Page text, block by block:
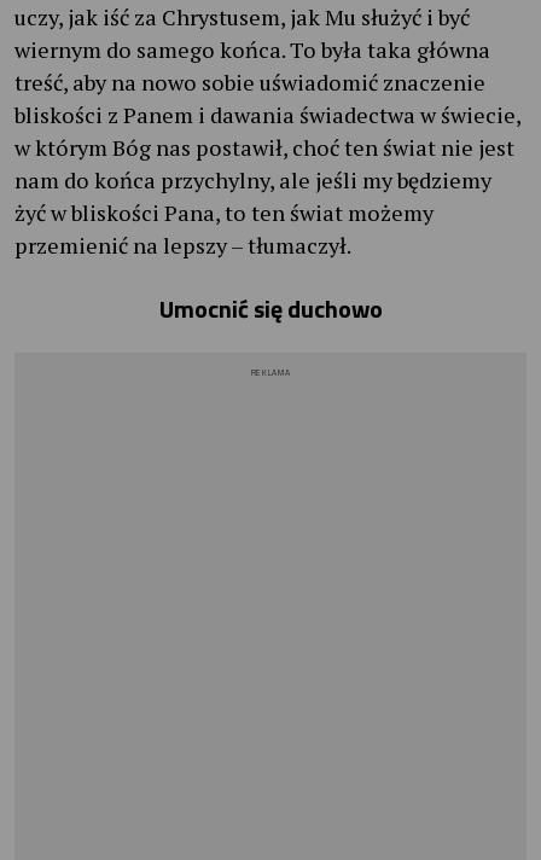
uczy, jak iść za Chrystusem, jak Mu służyć i być
wiernym do samego końca. To była taka główna
treść, aby na nowo sobie uświadomić znaczenie
bliskości z Panem i dawania świadectwa w świecie,
w którym Bóg nas postawił, choć ten świat nie jest
nam do końca przychylny, ale jeśli my będziemy
żyć w bliskości Pana, to ten świat możemy
przemienić na lepszy – tłumaczył.
Umocnić się duchowo
REKLAMA